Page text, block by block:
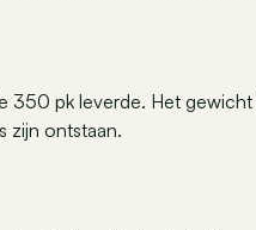
350 pk leverde. Het
zijn ontstaan.